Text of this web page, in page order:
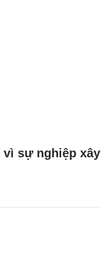
sự nghiệp xây